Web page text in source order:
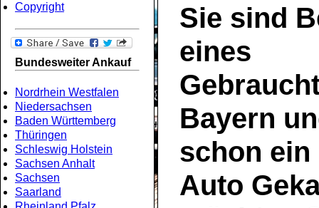
Copyright
Bundesweiter Ankauf
Nordrhein Westfalen
Niedersachsen
Baden Württemberg
Thüringen
Schleswig Holstein
Sachsen Anhalt
Sachsen
Saarland
Sie sind
eines
Bayern
schon ein
Auto